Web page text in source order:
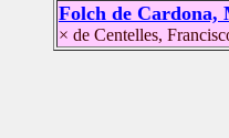
Folch de Cardona,
× de Centelles,